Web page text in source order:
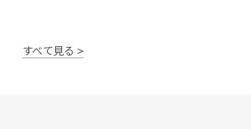
すべて見る